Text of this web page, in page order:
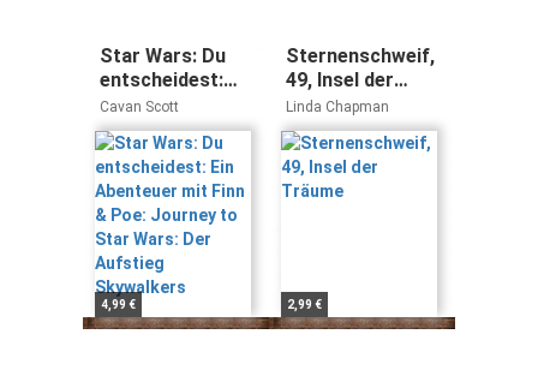
Star Wars: Du
entscheidest:
Ein Abenteuer
mit Finn & Poe:
Journey to Star
Wars: Der
Aufstieg
Skywalkers
Cavan Scott
4,99 €
Sternenschweif,
49, Insel der
Träume
Linda Chapman
2,99 €